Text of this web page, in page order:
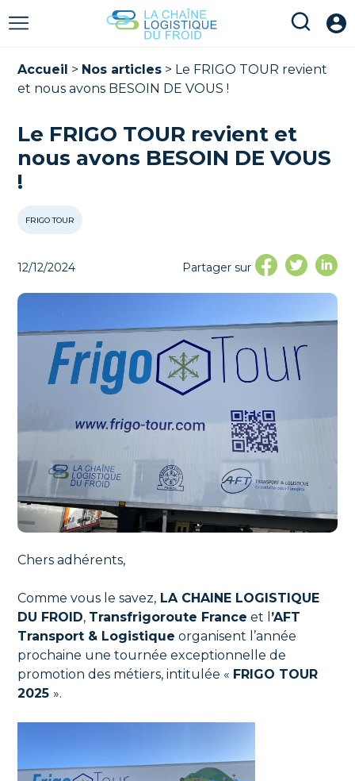
Accueil > Nos articles > Le FRIGO TOUR revient
et nous avons BESOIN DE VOUS !
Le FRIGO TOUR revient et
nous avons BESOIN DE VOUS
!
FRIGO TOUR
12/12/2024 Partager sur
Chers adhérents,
Comme vous le savez, LA CHAINE LOGISTIQUE
DU FROID, Transfrigoroute France et l ’AFT
Transport & Logistique organisent l’année
prochaine une tournée exceptionnelle de
promotion des métiers, intitulée « FRIGO TOUR
2025».